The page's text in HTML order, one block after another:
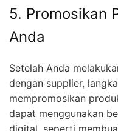
5. Promosikan
Anda
Setelah Anda
dengan supplier,
mempromosikan
dapat menggunakan